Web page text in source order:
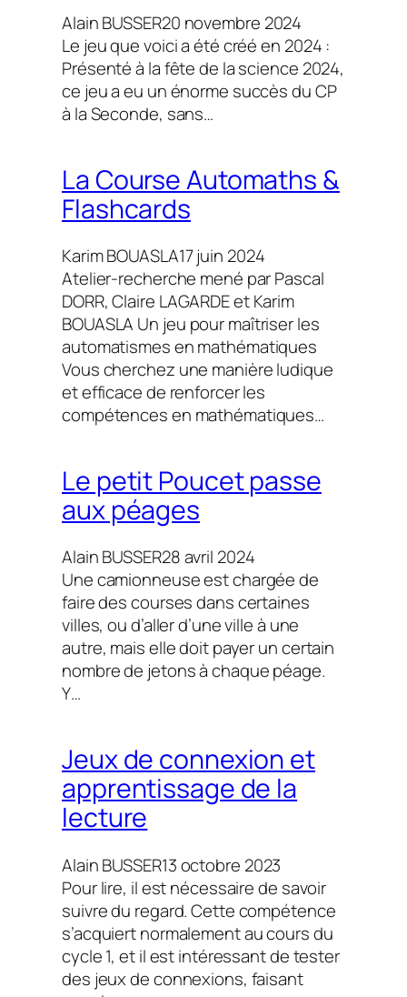
Alain BUSSER20 novembre 2024
Le jeu que voici a été créé en 2024 :
Présenté à la fête de la science 2024,
ce jeu a eu un énorme succès du CP
à la Seconde, sans…
La Course Automaths &
Flashcards
Karim BOUASLA17 juin 2024
Atelier-recherche mené par Pascal
DORR, Claire LAGARDE et Karim
BOUASLA Un jeu pour maîtriser les
automatismes en mathématiques
Vous cherchez une manière ludique
et efficace de renforcer les
compétences en mathématiques…
Le petit Poucet passe
aux péages
Alain BUSSER28 avril 2024
Une camionneuse est chargée de
faire des courses dans certaines
villes, ou d’aller d’une ville à une
autre, mais elle doit payer un certain
nombre de jetons à chaque péage.
Y…
Jeux de connexion et
apprentissage de la
lecture
Alain BUSSER13 octobre 2023
Pour lire, il est nécessaire de savoir
suivre du regard. Cette compétence
s’acquiert normalement au cours du
cycle 1, et il est intéressant de tester
des jeux de connexions, faisant